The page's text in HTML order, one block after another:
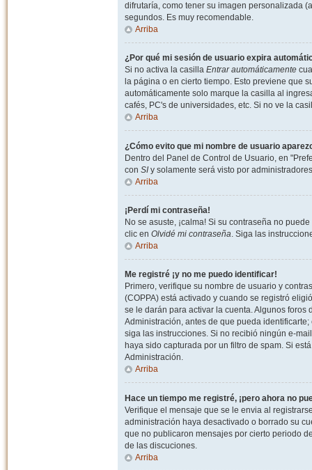
difrutaría, como tener su imagen personalizada
segundos. Es muy recomendable.
Arriba
¿Por qué mi sesión de usuario expira
Si no activa la casilla Entrar automáticamente
la página o en cierto tiempo. Esto previene que
automáticamente solo marque la casilla al
cafés, PC's de universidades, etc. Si no ve la
Arriba
¿Cómo evito que mi nombre de usuario
Dentro del Panel de Control de Usuario, en
con SIy solamente será visto por
Arriba
¡Perdí mi contraseña!
No se asuste, ¡calma! Si su contraseña no
clic en Olvidé mi contraseña. Siga las
Arriba
Me registré ¡y no me puedo identificar!
Primero, verifique su nombre de usuario y
(COPPA) está activado y cuando se registró
se le darán para activar la cuenta. Algunos
Administración, antes de que pueda
siga las instrucciones. Si no recibió ningún e-
haya sido capturada por un filtro de spam. Si
Administración.
Arriba
Hace un tiempo me registré, ¡pero ahora no
Verifique el mensaje que se le envia al
administración haya desactivado o borrado su
que no publicaron mensajes por cierto periodo
de las discuciones.
Arriba